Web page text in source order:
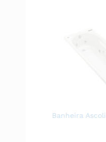
Banheira Ascoli